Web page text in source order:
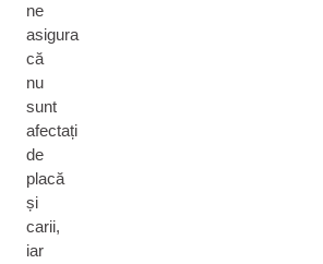
ne
asigura
că
nu
sunt
afectați
de
placă
și
carii,
iar